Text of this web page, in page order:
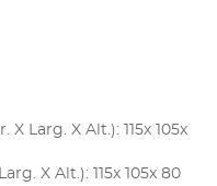
Larg. X Alt.): 115x 105x
X Alt.): 115x 105x 80